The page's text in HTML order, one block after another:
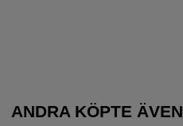
ANDRA KÖPTE ÄVEN